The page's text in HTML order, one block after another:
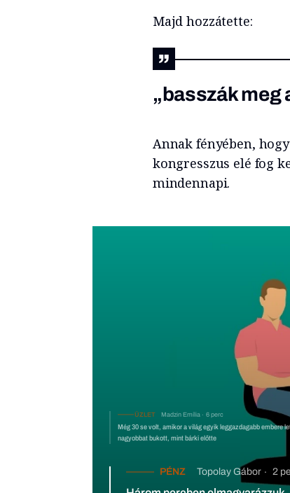
Majd hozzátette:
„basszák meg
Annak fényében,
kongresszus elé fog
mindennapi.
Madzin Emília 6
Még 30 se volt, amikor a világ
mint bárki előtte
Három percben elmagyarázzuk, hogyan változtatják meg a